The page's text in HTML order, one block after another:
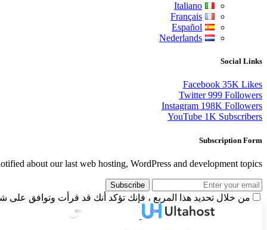
Italiano
Français
Español
Nederlands
Social Links
Facebook 35K Likes
Twitter 999 Followers
Instagram 198K Followers
YouTube 1K Subscribers
Subscription Form
about our last web hosting, WordPress and development topics.
Subscribe
من خلال تحديد هذا المربع ، فإنك تؤكد أنك قد قرأت وتوافق على